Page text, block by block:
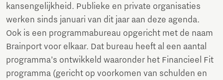
kansengelijkheid. Publieke en private organisaties
werken sinds januari van dit jaar aan deze agenda.
Ook is een programmabureau opgericht met de naam
Brainport voor elkaar. Dat bureau heeft al een aantal
programma’s ontwikkeld waaronder het Financieel Fit
programma (gericht op voorkomen van schulden en